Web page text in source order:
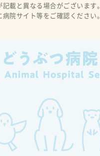
載と異なる場合がございます。
院サイト等をご確認ください。